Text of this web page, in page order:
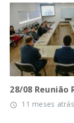
28/08 Reunião
access_time 11 meses atrás